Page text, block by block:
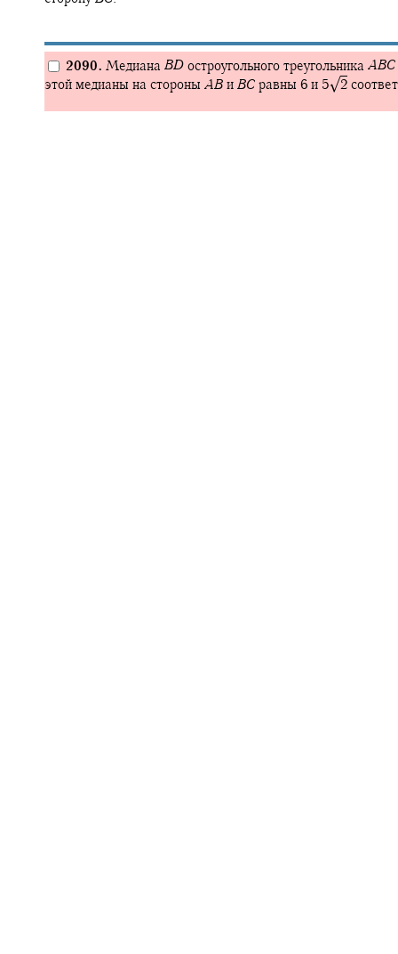
2090. Медиана BD остроугольного треугольника ABC
этой медианы на стороны AB и BC равны 6 и 5‍√2